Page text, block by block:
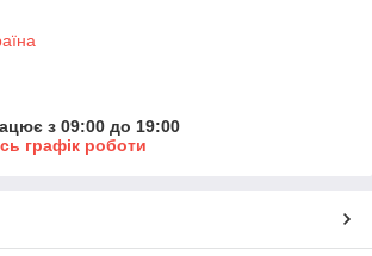
з 09:00 до 19:00
графік роботи